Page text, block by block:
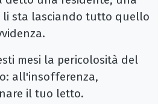
li sta lasciando tutto quello
mesi la pericolosità del
all'insofferenza,
il tuo letto.